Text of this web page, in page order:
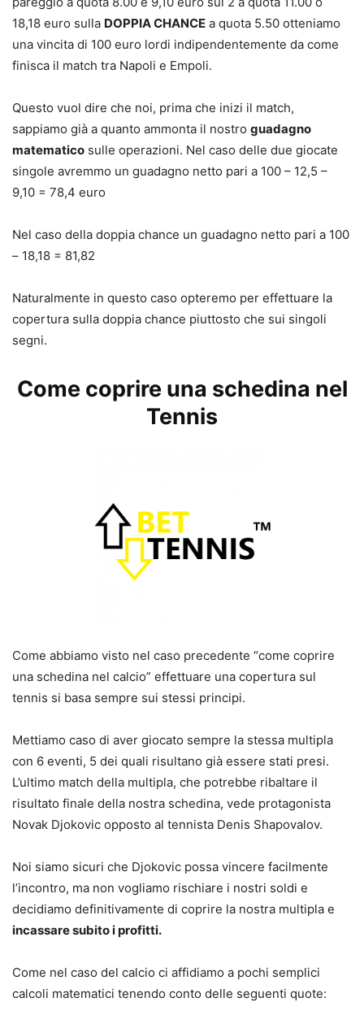
18,18 euro sulla DOPPIA CHANCE a quota 5.50 otteniamo
una vincita di 100 euro lordi indipendentemente da come
finisca il match tra Napoli e Empoli.
Questo vuol dire che noi, prima che inizi il match,
sappiamo già a quanto ammonta il nostro guadagno
matematico sulle operazioni. Nel caso delle due giocate
singole avremmo un guadagno netto pari a 100 – 12,5 –
9,10 = 78,4 euro
Nel caso della doppia chance un guadagno netto pari a 100
– 18,18 = 81,82
Naturalmente in questo caso opteremo per effettuare la
copertura sulla doppia chance piuttosto che sui singoli
segni.
Come coprire una schedina nel
Tennis
Come abbiamo visto nel caso precedente “come coprire
una schedina nel calcio” effettuare una copertura sul
tennis si basa sempre sui stessi principi.
Mettiamo caso di aver giocato sempre la stessa multipla
con 6 eventi, 5 dei quali risultano già essere stati presi.
L’ultimo match della multipla, che potrebbe ribaltare il
risultato finale della nostra schedina, vede protagonista
Novak Djokovic opposto al tennista Denis Shapovalov.
Noi siamo sicuri che Djokovic possa vincere facilmente
l’incontro, ma non vogliamo rischiare i nostri soldi e
decidiamo definitivamente di coprire la nostra multipla e
incassare subito i profitti.
Come nel caso del calcio ci affidiamo a pochi semplici
calcoli matematici tenendo conto delle seguenti quote: